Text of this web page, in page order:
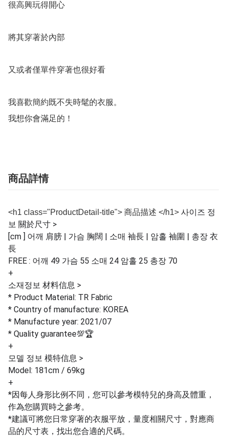
很高興玩得開心
將其穿著於內部
又或者僅單件穿著也很好看
我喜歡簡約既不失時髦的衣服。
我想你會滿足的！
商品詳情
<h1 class="ProductDetail-title"> 商品描述 </h1> 사이즈 정
보 關於尺寸 >
[cm ] 어깨 肩膀 | 가슴 胸闊 | 소매 袖長 | 암홀 袖圍 | 총장 衣
長
FREE : 어깨 49 가슴 55 소매 24 암홀 25 총장 70
+
소재정보 材料信息 >
* Product Material: TR Fabric
* Country of manufacture: KOREA
* Manufacture year: 2021/07
* Quality guarantee💯🏆
+
모델 정보 模特信息 >
Model: 181cm / 69kg
+
*因每人身形比例不同，您可以參考模特兒的身高及體重，
作為您購買時之參考。
*建議可將您日常穿著的衣服平放，量度相關尺寸，對應商
品的尺寸表，找出您合適的尺碼。